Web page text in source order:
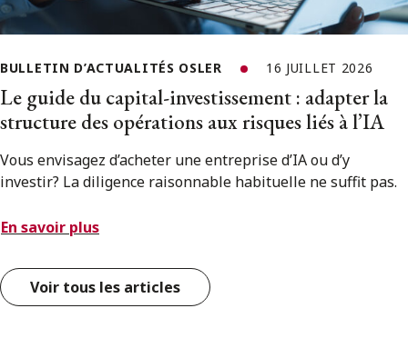
BULLETIN D’ACTUALITÉS OSLER 16 JUILLET 2026
Le guide du capital-investissement : adapter la
structure des opérations aux risques liés à l’IA
Vous envisagez d’acheter une entreprise d’IA ou d’y
investir? La diligence raisonnable habituelle ne suffit pas.
En savoir plus
Voir tous les articles